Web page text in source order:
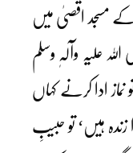
کے مسجد اقصیٰ میں
علیہ وآلہٖ وسلم
نماز ادا کرنے کہاں
زندہ ہیں‘ تو حبیبِ